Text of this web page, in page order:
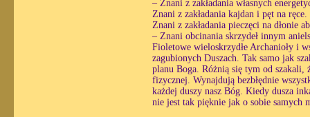
– Znani z zakładania własnych
Znani z zakładania kajdan i pęt na ręce.
Znani z zakładania pieczęci na dłonie
– Znani obcinania skrzydeł innym
Fioletowe wieloskrzydłe Archanioły i
zagubionych Duszach. Tak samo jak
planu Boga. Różnią się tym od
fizycznej. Wynajdują bezbłędnie
każdej duszy nasz Bóg. Kiedy dusza
nie jest tak pięknie jak o sobie